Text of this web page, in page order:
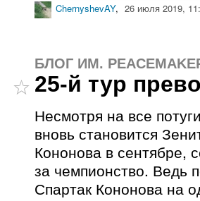
ChernyshevAY, 26 июля 2019,
БЛОГ ИМ.
25-й тур
Несмотря на все
вновь становится
Кононова в сентябре,
за чемпионство. Ведь
Спартак Кононова на